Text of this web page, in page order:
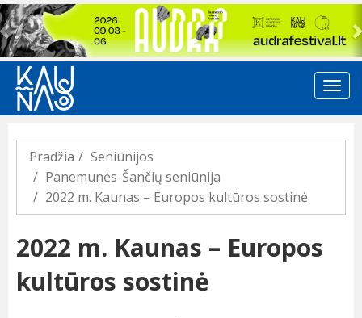
Previous
Pradžia
Seniūnijos
Panemunės-Šančių seniūnija
2022 m. Kaunas – Europos kultūros sostinė
2022 m. Kaunas – Europos
kultūros sostinė